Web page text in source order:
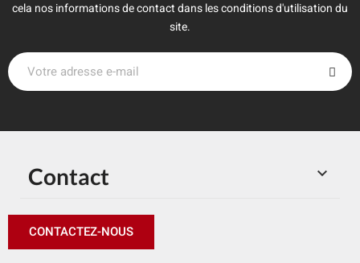
cela nos informations de contact dans les conditions d'utilisation du
site.

Contact
CONTACTEZ-NOUS